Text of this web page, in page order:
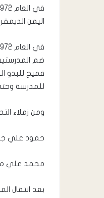
اليمن
ضم
للمدرسة وحتى
ومن زملاء
حمود علي
محمد علي
بعد انتقال